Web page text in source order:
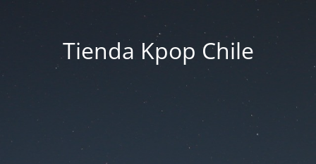
Tienda Kpop Chile